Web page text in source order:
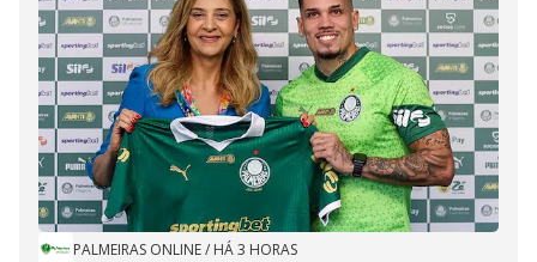
PALMEIRAS ONLINE/ HÁ 3 HORAS